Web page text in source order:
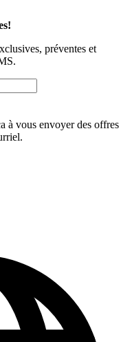
préventes et
à vous envoyer des offres